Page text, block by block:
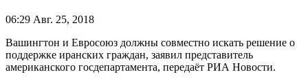
06:29 Авг. 25, 2018
Вашингтон и Евросоюз должны совместно искать решение о
поддержке иранских граждан, заявил представитель
американского госдепартамента, передаёт РИА Новости.